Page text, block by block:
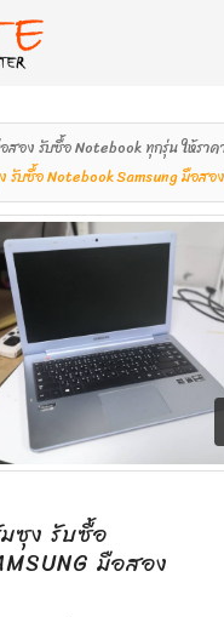
สอง รับซื้อ Notebook ทุกรุ่น ให้รา
รับซื้อ Notebook Samsung มือสอ
ซุง รับซื้อ
มือสอง